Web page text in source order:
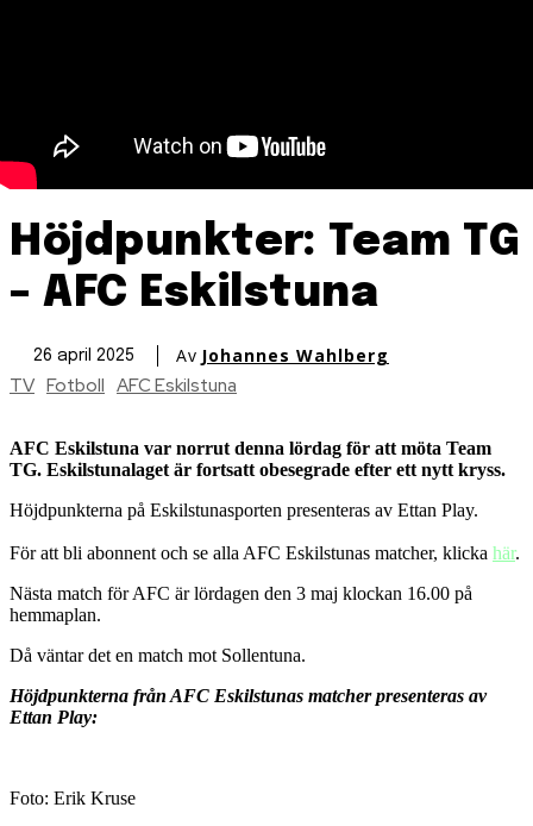
Höjdpunkter: Team TG
– AFC Eskilstuna
26 april 2025 Av Johannes Wahlberg
TV Fotboll AFC Eskilstuna
AFC Eskilstuna var norrut denna lördag för att möta Team
TG. Eskilstunalaget är fortsatt obesegrade efter ett nytt kryss.
Höjdpunkterna på Eskilstunasporten presenteras av Ettan Play.
För att bli abonnent och se alla AFC Eskilstunas matcher, klicka här.
Nästa match för AFC är lördagen den 3 maj klockan 16.00 på
hemmaplan.
Då väntar det en match mot Sollentuna.
Höjdpunkterna från AFC Eskilstunas matcher presenteras av
Ettan Play:
Foto: Erik Kruse